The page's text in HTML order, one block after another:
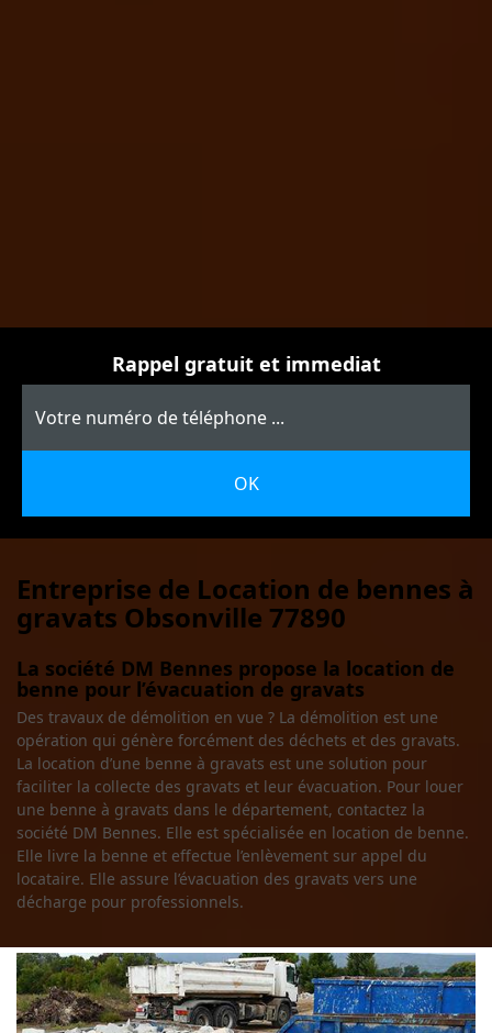
Rappel gratuit et immediat
Entreprise de Location de bennes à
gravats Obsonville 77890
La société DM Bennes propose la location de
benne pour l’évacuation de gravats
Des travaux de démolition en vue ? La démolition est une
opération qui génère forcément des déchets et des gravats.
La location d’une benne à gravats est une solution pour
faciliter la collecte des gravats et leur évacuation. Pour louer
une benne à gravats dans le département, contactez la
société DM Bennes. Elle est spécialisée en location de benne.
Elle livre la benne et effectue l’enlèvement sur appel du
locataire. Elle assure l’évacuation des gravats vers une
décharge pour professionnels.